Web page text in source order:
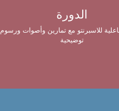
الدورة
للاسبرنتو مع تمارين وأصوات ورسوم
توضيحية